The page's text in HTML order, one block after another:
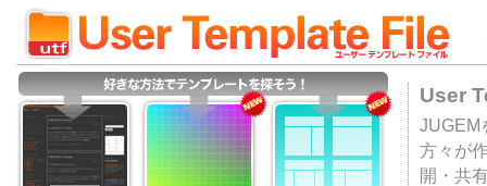
User
JUGEM
方々が
開・共